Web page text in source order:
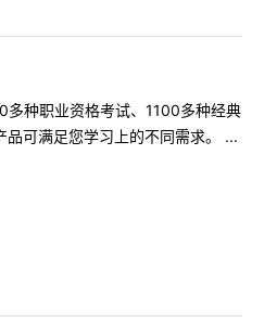
种职业资格考试、1100多种经典
可满足您学习上的不同需求。 ...